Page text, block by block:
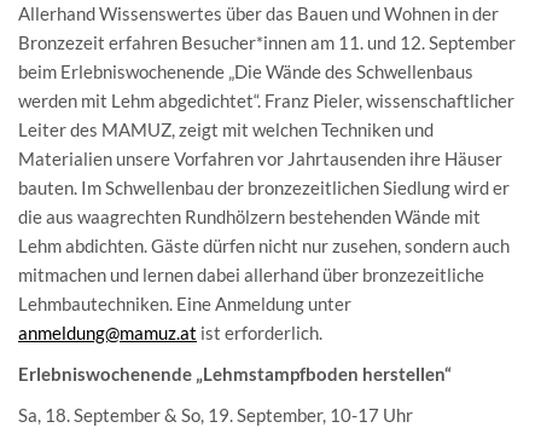
Allerhand Wissenswertes über das Bauen und Wohnen in der
Bronzezeit erfahren Besucher*innen am 11. und 12. September
beim Erlebniswochenende „Die Wände des Schwellenbaus
werden mit Lehm abgedichtet“. Franz Pieler, wissenschaftlicher
Leiter des MAMUZ, zeigt mit welchen Techniken und
Materialien unsere Vorfahren vor Jahrtausenden ihre Häuser
bauten. Im Schwellenbau der bronzezeitlichen Siedlung wird er
die aus waagrechten Rundhölzern bestehenden Wände mit
Lehm abdichten. Gäste dürfen nicht nur zusehen, sondern auch
mitmachen und lernen dabei allerhand über bronzezeitliche
Lehmbautechniken. Eine Anmeldung unter
anmeldung@mamuz.at ist erforderlich.
Erlebniswochenende „Lehmstampfboden herstellen“
Sa, 18. September & So, 19. September, 10-17 Uhr